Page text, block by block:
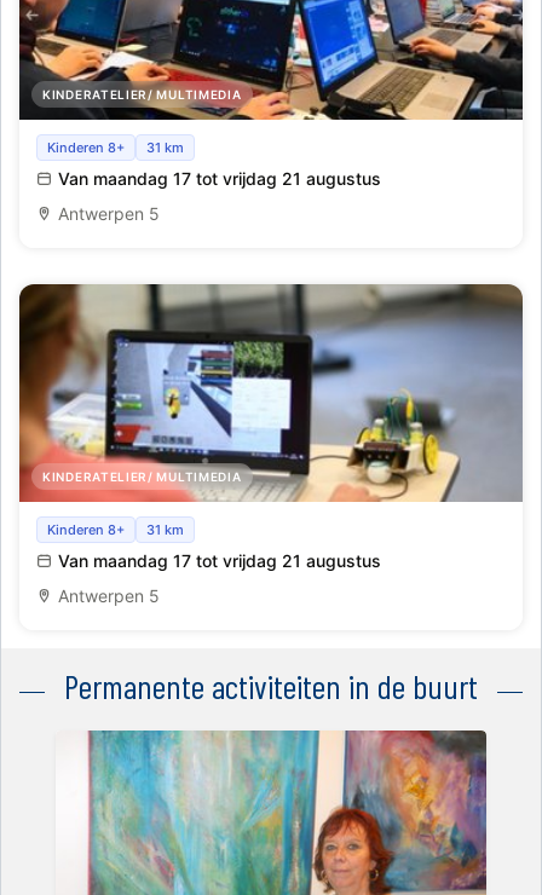
KINDERATELIER/ MULTIMEDIA
Studio Scratch_Antwerpen_Zomer 8
Kinderen 8+ 31 km
Van maandag 17 tot vrijdag 21 augustus
Antwerpen 5
KINDERATELIER/ MULTIMEDIA
Creëer je eigen game in Scratch_Antwerpen_Zomer
8_Overnachting
Kinderen 8+ 31 km
Van maandag 17 tot vrijdag 21 augustus
Antwerpen 5
Permanente activiteiten in de buurt